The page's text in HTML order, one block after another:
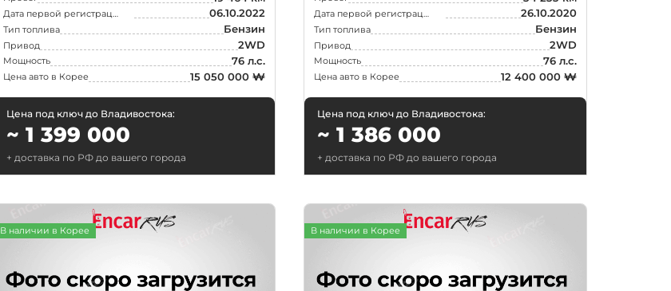
Дата первой регистрации 06.10.2022
Тип топлива Бензин
Привод 2WD
Мощность 76 л.с.
Цена авто в Корее 15 050 000 ₩
Цена под ключ до Владивостока:
~ 1 399 000
+ доставка по РФ до вашего города
Дата первой регистрации 26.10.2020
Тип топлива Бензин
Привод 2WD
Мощность 76 л.с.
Цена авто в Корее 12 400 000 ₩
Цена под ключ до Владивостока:
~ 1 386 000
+ доставка по РФ до вашего города
В наличии в Корее В наличии в Корее